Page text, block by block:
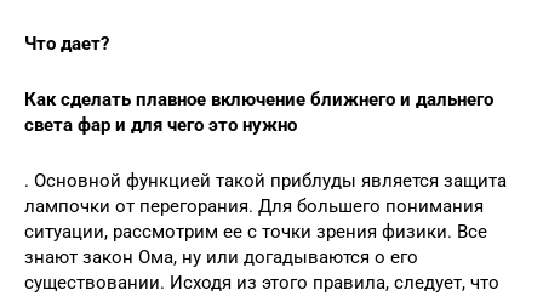
Что дает?
Как сделать плавное включение ближнего и дальнего
света фар и для чего это нужно
. Основной функцией такой приблуды является защита
лампочки от перегорания. Для большего понимания
ситуации, рассмотрим ее с точки зрения физики. Все
знают закон Ома, ну или догадываются о его
существовании. Исходя из этого правила, следует, что